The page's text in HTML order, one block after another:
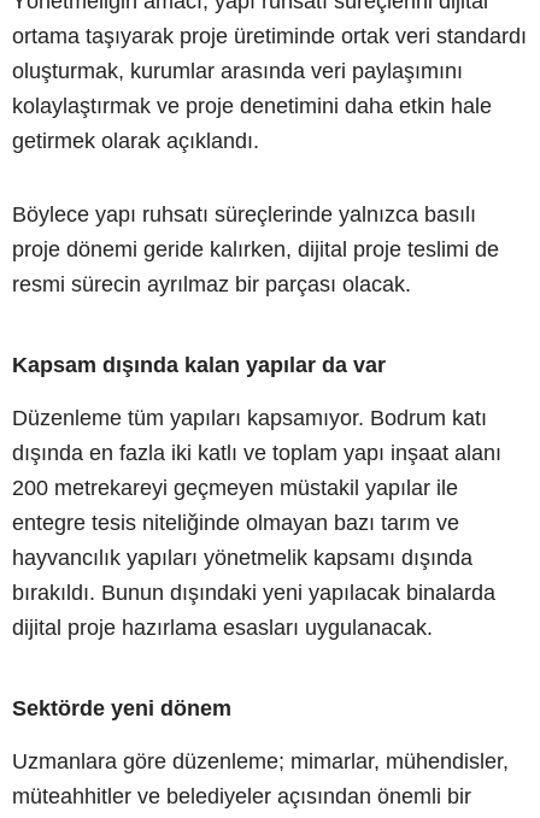
ortama taşıyarak proje üretiminde ortak veri standardı
oluşturmak, kurumlar arasında veri paylaşımını
kolaylaştırmak ve proje denetimini daha etkin hale
getirmek olarak açıklandı.
Böylece yapı ruhsatı süreçlerinde yalnızca basılı
proje dönemi geride kalırken, dijital proje teslimi de
resmi sürecin ayrılmaz bir parçası olacak.
Kapsam dışında kalan yapılar da var
Düzenleme tüm yapıları kapsamıyor. Bodrum katı
dışında en fazla iki katlı ve toplam yapı inşaat alanı
200 metrekareyi geçmeyen müstakil yapılar ile
entegre tesis niteliğinde olmayan bazı tarım ve
hayvancılık yapıları yönetmelik kapsamı dışında
bırakıldı. Bunun dışındaki yeni yapılacak binalarda
dijital proje hazırlama esasları uygulanacak.
Sektörde yeni dönem
Uzmanlara göre düzenleme; mimarlar, mühendisler,
müteahhitler ve belediyeler açısından önemli bir